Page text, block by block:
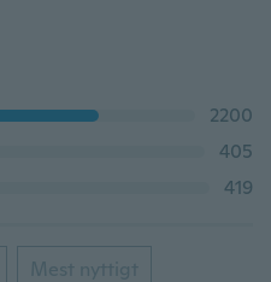
2200
405
419
Mest nyttigt